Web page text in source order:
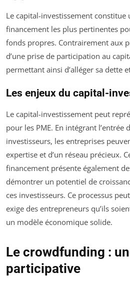
Le capital-investissement constitue
financement les plus pertinentes
fonds propres. Contrairement aux
d’une prise de participation au
permettant ainsi d’alléger sa dette
Les enjeux du capital-
Le capital-investissement peut
pour les PME. En intégrant l’entrée
investisseurs, les entreprises
expertise et d’un réseau précieux.
financement présente également
démontrer un potentiel de
ces investisseurs. Ce processus
exige des entrepreneurs qu’ils
un modèle économique solide.
Le crowdfunding :
participative